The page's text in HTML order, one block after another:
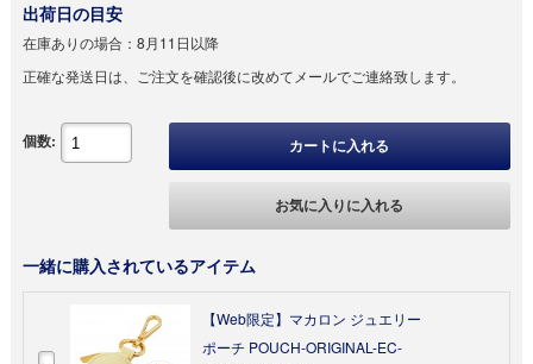
出荷日の目安
在庫ありの場合： 8月11日以降
正確な発送日は、ご注文を確認後に改めてメールでご連絡致します。
個数: カートに入れる
お気に入りに入れる
一緒に購入されているアイテム
【Web限定】マカロン ジュエリー
ポーチ POUCH-ORIGINAL-EC-